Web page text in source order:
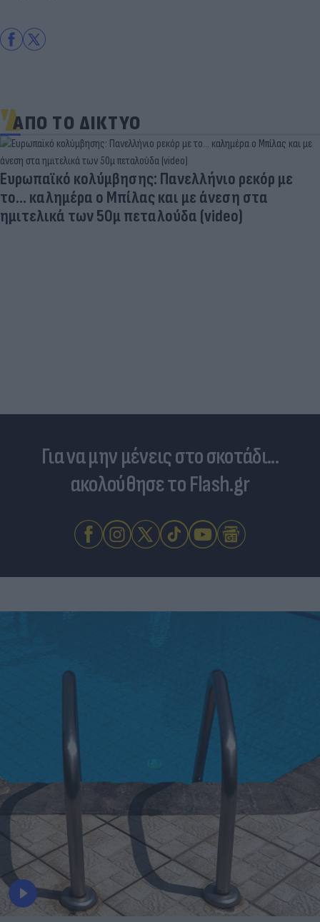
ΑΠΟ ΤΟ ΔΙΚΤΥΟ
Ευρωπαϊκό κολύμβησης: Πανελλήνιο ρεκόρ με
το... καλημέρα ο Μπίλας και με άνεση στα
ημιτελικά των 50μ πεταλούδα (video)
Για να μην μένεις στο σκοτάδι...
ακολούθησε το Flash.gr